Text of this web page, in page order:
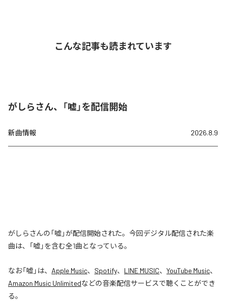
こんな記事も読まれています
がしらさん、「嘘」を配信開始
新曲情報 2026.8.9
がしらさんの「嘘」が配信開始された。今回デジタル配信された楽
曲は、「嘘」を含む全1曲となっている。
なお「嘘」は、 Apple Music、 Spotify、 LINE MUSIC、 YouTube Music、
Amazon Music Unlimitedなどの音楽配信サービスで聴くことができ
る。